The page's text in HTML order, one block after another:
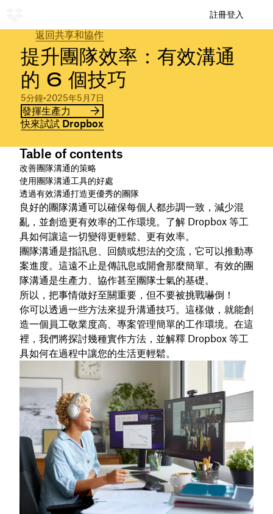
註冊登入
返回共享和協作
提升團隊效率：有效溝通
的 6 個技巧
5分鐘•2025年5月7日
發揮生產力
快來試試 Dropbox
Table of contents
改善團隊溝通的策略
使用團隊溝通工具的好處
透過有效溝通打造更優秀的團隊
良好的團隊溝通可以確保每個人都步調一致，減少混
亂，並創造更有效率的工作環境。了解 Dropbox 等工
具如何讓這一切變得更輕鬆、更有效率。
團隊溝通是指訊息、回饋或想法的交流，它可以推動專
案進度。這遠不止是傳訊息或開會那麼簡單。有效的團
隊溝通是生產力、協作甚至團隊士氣的基礎。
所以，把事情做好至關重要，但不要被挑戰嚇倒！
你可以透過一些方法來提升溝通技巧。這樣做，就能創
造一個員工敬業度高、專案管理簡單的工作環境。在這
裡，我們將探討幾種實作方法，並解釋 Dropbox 等工
具如何在過程中讓您的生活更輕鬆。